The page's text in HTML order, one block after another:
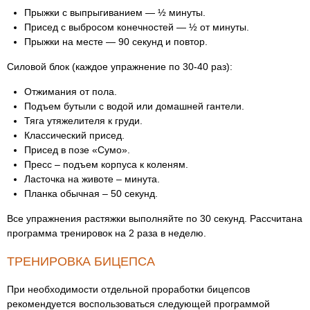
Прыжки с выпрыгиванием — ½ минуты.
Присед с выбросом конечностей — ½ от минуты.
Прыжки на месте — 90 секунд и повтор.
Силовой блок (каждое упражнение по 30-40 раз):
Отжимания от пола.
Подъем бутыли с водой или домашней гантели.
Тяга утяжелителя к груди.
Классический присед.
Присед в позе «Сумо».
Пресс – подъем корпуса к коленям.
Ласточка на животе – минута.
Планка обычная – 50 секунд.
Все упражнения растяжки выполняйте по 30 секунд. Рассчитана
программа тренировок на 2 раза в неделю.
ТРЕНИРОВКА БИЦЕПСА
При необходимости отдельной проработки бицепсов
рекомендуется воспользоваться следующей программой